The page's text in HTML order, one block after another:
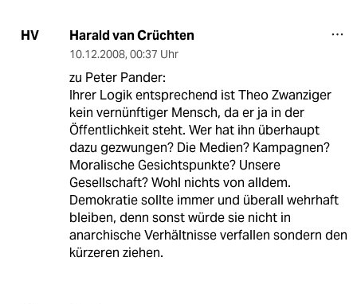
HV Harald van Crüchten
10.12.2008, 00:37 Uhr
zu Peter Pander:
Ihrer Logik entsprechend ist Theo Zwanziger
kein vernünftiger Mensch, da er ja in der
Öffentlichkeit steht. Wer hat ihn überhaupt
dazu gezwungen? Die Medien? Kampagnen?
Moralische Gesichtspunkte? Unsere
Gesellschaft? Wohl nichts von alldem.
Demokratie sollte immer und überall wehrhaft
bleiben, denn sonst würde sie nicht in
anarchische Verhältnisse verfallen sondern den
kürzeren ziehen.